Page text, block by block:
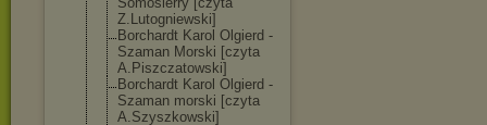
Z.Lutogniewski]
Borchardt Karol Olgierd -
Szaman Morski [czyta
A.Piszczatowski]
Borchardt Karol Olgierd -
Szaman morski [czyta
A.Szyszkowski]